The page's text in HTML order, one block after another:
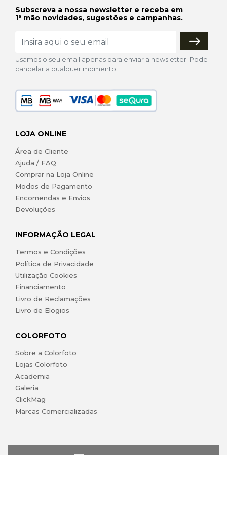
Subscreva a nossa newsletter e receba em
1ª mão novidades, sugestões e campanhas.
Usamos o seu email apenas para enviar a newsletter. Pode
cancelar a qualquer momento.
LOJA ONLINE
Área de Cliente
Ajuda / FAQ
Comprar na Loja Online
Modos de Pagamento
Encomendas e Envios
Devoluções
INFORMAÇÃO LEGAL
Termos e Condições
Política de Privacidade
Utilização Cookies
Financiamento
Livro de Reclamações
Livro de Elogios
COLORFOTO
Sobre a Colorfoto
Lojas Colorfoto
Academia
Galeria
ClickMag
Marcas Comercializadas
lojaonline@colorfoto.pt